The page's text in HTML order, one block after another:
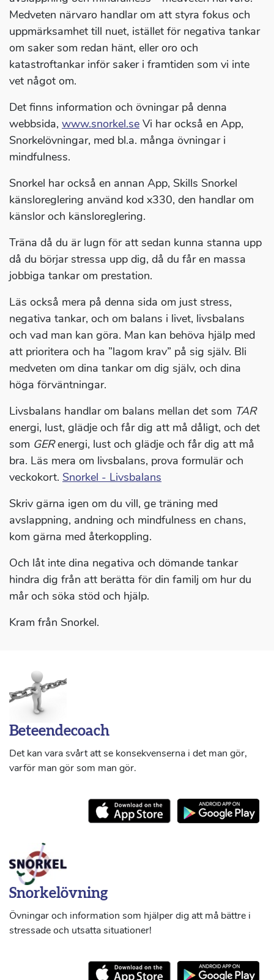
Medveten närvaro handlar om att styra fokus och
uppmärksamhet till nuet, istället för negativa tankar
om saker som redan hänt, eller oro och
katastroftankar inför saker i framtiden som vi inte
vet något om.
Det finns information och övningar på denna
webbsida, www.snorkel.se Vi har också en App,
Snorkelövningar, med bl.a. många övningar i
mindfulness.
Snorkel har också en annan App, Skills Snorkel
känsloreglering använd kod x330, den handlar om
känslor och känsloreglering.
Träna då du är lugn för att sedan kunna stanna upp
då du börjar stressa upp dig, då du får en massa
jobbiga tankar om prestation.
Läs också mera på denna sida om just stress,
negativa tankar, och om balans i livet, livsbalans
och vad man kan göra. Man kan behöva hjälp med
att prioritera och ha ”lagom krav” på sig själv. Bli
medveten om dina tankar om dig själv, och dina
höga förväntningar.
Livsbalans handlar om balans mellan det som TAR
energi, lust, glädje och får dig att må dåligt, och det
som GERenergi, lust och glädje och får dig att må
bra. Läs mera om livsbalans, prova formulär och
veckokort. Snorkel - Livsbalans
Skriv gärna igen om du vill, ge träning med
avslappning, andning och mindfulness en chans,
kom gärna med återkoppling.
Och låt inte dina negativa och dömande tankar
hindra dig från att berätta för din familj om hur du
mår och söka stöd och hjälp.
Kram från Snorkel.
Beteendecoach
Det kan vara svårt att se konsekvenserna i det man gör,
varför man gör som man gör.
Snorkelövning
Övningar och information som hjälper dig att må bättre i
stressade och utsatta situationer!